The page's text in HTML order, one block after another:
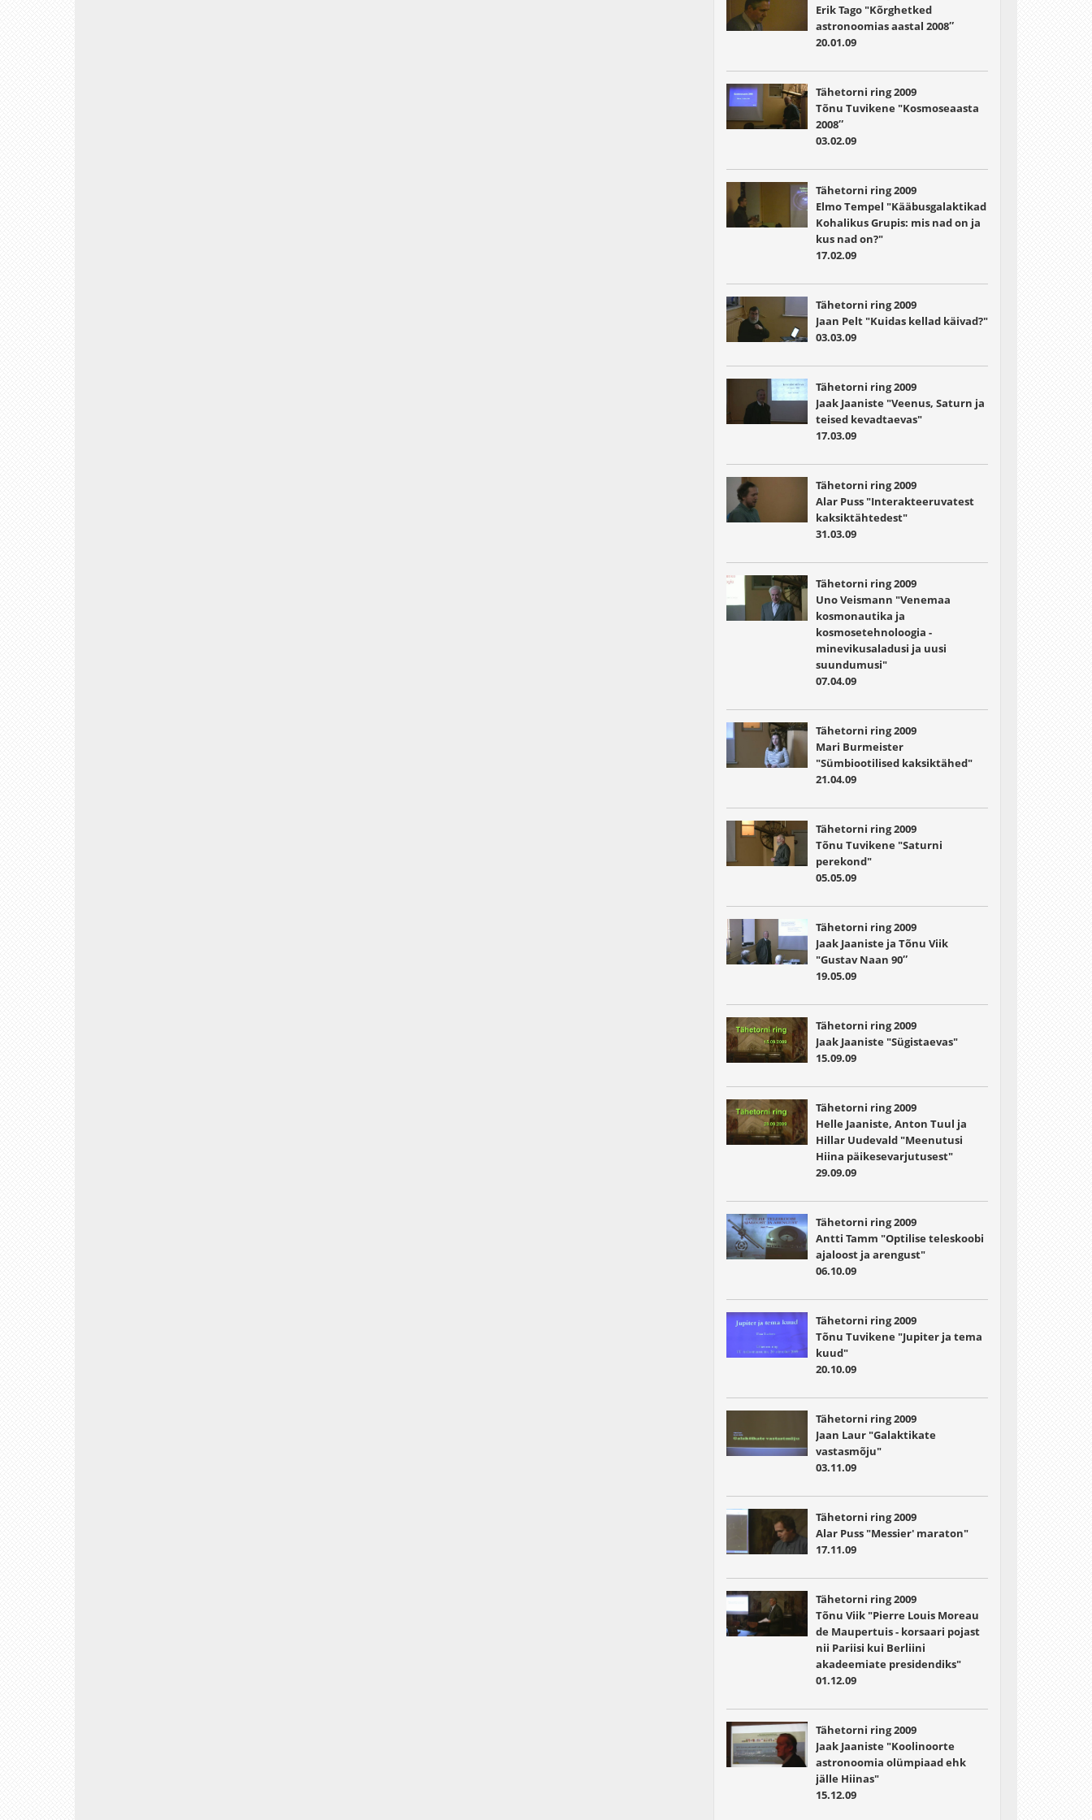
Erik Tago "Kõrghetked
astronoomias aastal 2008″
20.01.09
Tähetorni ring 2009
Tõnu Tuvikene "Kosmoseaasta
2008″
03.02.09
Tähetorni ring 2009
Elmo Tempel "Kääbusgalaktikad
Kohalikus Grupis: mis nad on ja
kus nad on?"
17.02.09
Tähetorni ring 2009
Jaan Pelt "Kuidas kellad käivad?"
03.03.09
Tähetorni ring 2009
Jaak Jaaniste "Veenus, Saturn ja
teised kevadtaevas"
17.03.09
Tähetorni ring 2009
Alar Puss "Interakteeruvatest
kaksiktähtedest"
31.03.09
Tähetorni ring 2009
Uno Veismann "Venemaa
kosmonautika ja
kosmosetehnoloogia -
minevikusaladusi ja uusi
suundumusi"
07.04.09
Tähetorni ring 2009
Mari Burmeister
"Sümbiootilised kaksiktähed"
21.04.09
Tähetorni ring 2009
Tõnu Tuvikene "Saturni
perekond"
05.05.09
Tähetorni ring 2009
Jaak Jaaniste ja Tõnu Viik
"Gustav Naan 90″
19.05.09
Tähetorni ring 2009
Jaak Jaaniste "Sügistaevas"
15.09.09
Tähetorni ring 2009
Helle Jaaniste, Anton Tuul ja
Hillar Uudevald "Meenutusi
Hiina päikesevarjutusest"
29.09.09
Tähetorni ring 2009
Antti Tamm "Optilise teleskoobi
ajaloost ja arengust"
06.10.09
Tähetorni ring 2009
Tõnu Tuvikene "Jupiter ja tema
kuud"
20.10.09
Tähetorni ring 2009
Jaan Laur "Galaktikate
vastasmõju"
03.11.09
Tähetorni ring 2009
Alar Puss "Messier' maraton"
17.11.09
Tähetorni ring 2009
Tõnu Viik "Pierre Louis Moreau
de Maupertuis - korsaari pojast
nii Pariisi kui Berliini
akadeemiate presidendiks"
01.12.09
Tähetorni ring 2009
Jaak Jaaniste "Koolinoorte
astronoomia olümpiaad ehk
jälle Hiinas"
15.12.09